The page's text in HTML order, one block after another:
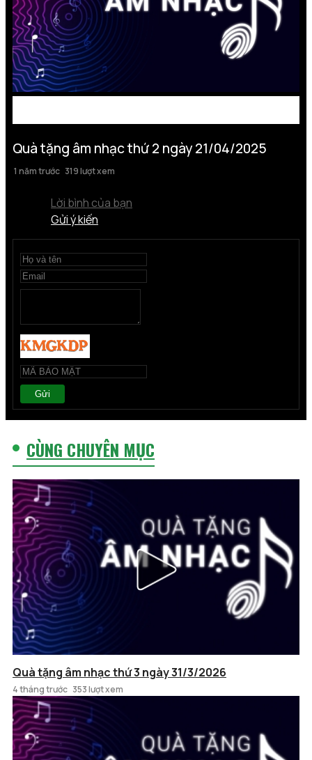
Quà tặng âm nhạc thứ 2 ngày 21/04/2025
1 năm trước 319 lượt xem
Lời bình của bạn
Gửi ý kiến
Gửi
CÙNG CHUYÊN MỤC
Quà tặng âm nhạc thứ 3 ngày 31/3/2026
4 tháng trước 353 lượt xem